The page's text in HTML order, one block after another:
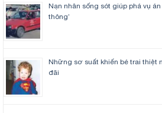
Nạn nhân sống sót giúp phá vụ
thông’
Những sơ suất khiến bé trai thiệt
đãi